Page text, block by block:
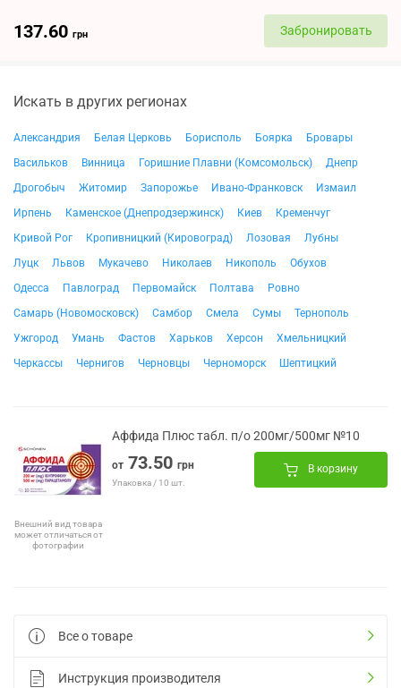
137.60 грн Забронировать
Искать в других регионах
Александрия Белая Церковь Борисполь Боярка
Бровары
Васильков
Винница Горишние Плавни (Комсомольск)
Днепр
Дрогобыч
Житомир Запорожье Ивано-Франковск
Измаил
Ирпень
Каменское (Днепродзержинск) Киев
Кременчуг
Кривой Рог
Кропивницкий (Кировоград) Лозовая
Лубны
Луцк
Львов Мукачево Николаев Никополь
Обухов
Одесса
Павлоград Первомайск Полтава
Ровно
Самарь (Новомосковск)
Самбор Смела Сумы
Тернополь
Ужгород
Умань Фастов Харьков Херсон
Хмельницкий
Черкассы
Чернигов Черновцы Черноморск Шептицкий
Внешний вид товара
может отличаться от
фотографии
Аффида Плюс табл. п/о 200мг/500мг №10
от 73.50 грн
Упаковка / 10 шт.
В корзину
Все о товаре
Инструкция производителя